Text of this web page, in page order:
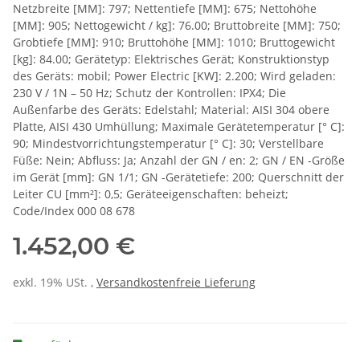
Netzbreite [MM]: 797; Nettentiefe [MM]: 675; Nettohöhe
[MM]: 905; Nettogewicht / kg]: 76.00; Bruttobreite [MM]: 750;
Grobtiefe [MM]: 910; Bruttohöhe [MM]: 1010; Bruttogewicht
[kg]: 84.00; Gerätetyp: Elektrisches Gerät; Konstruktionstyp
des Geräts: mobil; Power Electric [KW]: 2.200; Wird geladen:
230 V / 1N – 50 Hz; Schutz der Kontrollen: IPX4; Die
Außenfarbe des Geräts: Edelstahl; Material: AISI 304 obere
Platte, AISI 430 Umhüllung; Maximale Gerätetemperatur [° C]:
90; Mindestvorrichtungstemperatur [° C]: 30; Verstellbare
Füße: Nein; Abfluss: Ja; Anzahl der GN / en: 2; GN / EN -Größe
im Gerät [mm]: GN 1/1; GN -Gerätetiefe: 200; Querschnitt der
Leiter CU [mm²]: 0,5; Geräteeigenschaften: beheizt;
Code/Index 000 08 678
1.452,00 €
exkl. 19% USt. , Versandkostenfreie Lieferung